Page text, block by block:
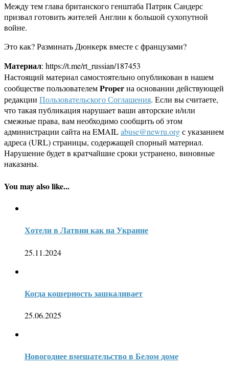
Между тем глава британского генштаба Патрик Сандерс
призвал готовить жителей Англии к большой сухопутной
войне.
Это как? Разминать Дюнкерк вместе с французами?
Материал: https://t.me/rt_russian/187453
Настоящий материал самостоятельно опубликован в нашем
сообществе пользователемProperна основании действующей
редакции Пользовательского Соглашения. Если вы считаете,
что такая публикация нарушает ваши авторские и/или
смежные права, вам необходимо сообщить об этом
администрации сайта на EMAILabuse@newru.orgс указанием
адреса (URL) страницы, содержащей спорный материал.
Нарушение будет в кратчайшие сроки устранено, виновные
наказаны.
You may also like...
Хотели в Латвии как на Украине
25.11.2024
Когда кошерность зашкаливает
25.06.2025
Новогоднее вмешательство в Белом доме